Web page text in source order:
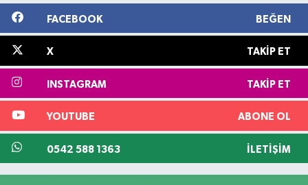
FACEBOOK BEĞEN
X TAKIP ET
INSTAGRAM TAKIP ET
YOUTUBE ABONE OL
0542 588 1363 İLETIŞIM